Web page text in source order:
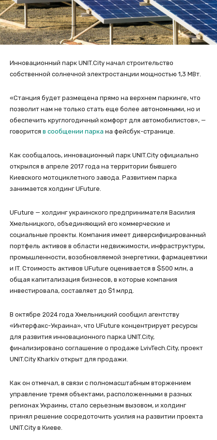
Инновационный парк UNIT.City начал строительство
собственной солнечной электростанции мощностью 1,3 МВт.
«Станция будет размещена прямо на верхнем паркинге, что
позволит нам не только стать еще более автономными, но и
обеспечить круглогодичный комфорт для автомобилистов», —
говорится в сообщении парка на фейсбук-странице.
Как сообщалось, инновационный парк UNIT.City официально
открылся в апреле 2017 года на территории бывшего
Киевского мотоциклетного завода. Развитием парка
занимается холдинг UFuture.
UFuture — холдинг украинского предпринимателя Василия
Хмельницкого, объединяющий его коммерческие и
социальные проекты. Компания имеет диверсифицированный
портфель активов в области недвижимости, инфраструктуры,
промышленности, возобновляемой энергетики, фармацевтики
и IT. Стоимость активов UFuture оценивается в $500 млн, а
общая капитализация бизнесов, в которые компания
инвестировала, составляет до $1 млрд.
В октябре 2024 года Хмельницкий сообщил агентству
«Интерфакс-Украина», что UFuture концентрирует ресурсы
для развития инновационного парка UNIT.City,
финализировано соглашение о продаже LvivTech.City, проект
UNIT.City Kharkiv открыт для продажи.
Как он отмечал, в связи с полномасштабным вторжением
управление тремя объектами, расположенными в разных
регионах Украины, стало серьезным вызовом, и холдинг
принял решение сосредоточить усилия на развитии проекта
UNIT.City в Киеве.